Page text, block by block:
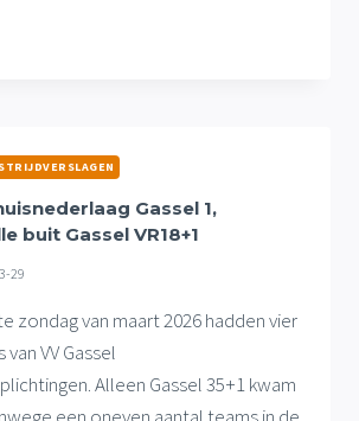
Gassel 1,
buit Gassel VR18+1
29
zondag van maart 2026 hadden vier
VV Gassel
Alleen Gassel 35+1 kwam